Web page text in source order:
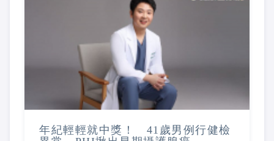
年紀輕輕就中獎！ 41歲男例行健檢